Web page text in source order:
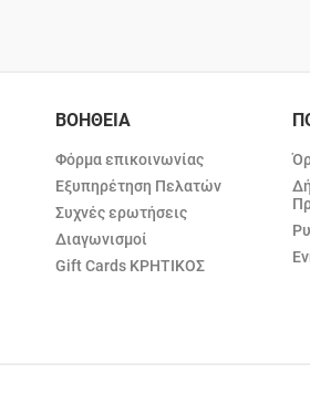
ΒΟΗΘΕΙΑ
Φόρμα επικοινωνίας
Εξυπηρέτηση Πελατών
Συχνές ερωτήσεις
Διαγωνισμοί
Gift Cards ΚΡΗΤΙΚΟΣ